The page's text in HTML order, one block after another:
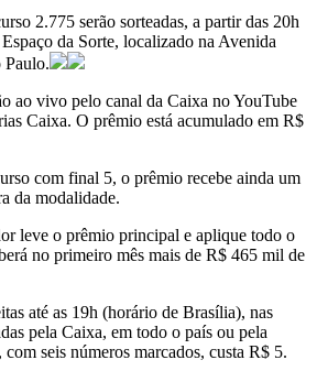
2.775 serão sorteadas, a partir das 20h
da Sorte, localizado na Avenida
Paulo.
ao vivo pelo canal da Caixa no YouTube
Caixa. O prêmio está acumulado em R$
com final 5, o prêmio recebe ainda um
da modalidade.
leve o prêmio principal e aplique todo o
no primeiro mês mais de R$ 465 mil de
até as 19h (horário de Brasília), nas
pela Caixa, em todo o país ou pela
seis números marcados, custa R$ 5.